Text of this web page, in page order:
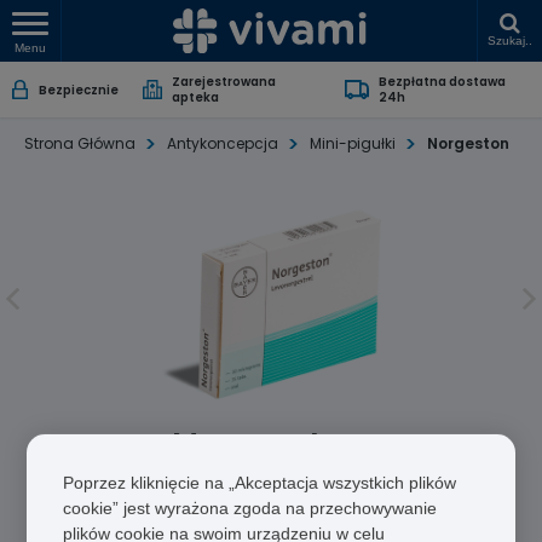
Menu
Szukaj..
Bezpiecznie
Zarejestrowana
apteka
Bezpłatna dostawa
24h
Strona Główna Antykoncepcja Mini-pigułki Norgeston
Norgeston
Levonorgestrel
Poprzez kliknięcie na „Akceptacja wszystkich plików
cookie” jest wyrażona zgoda na przechowywanie
plików cookie na swoim urządzeniu w celu